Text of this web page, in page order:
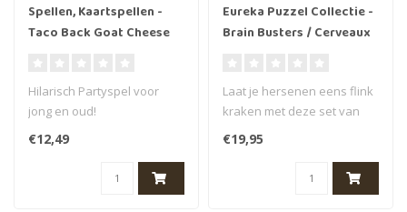
Spellen, Kaartspellen -
Taco Back Goat Cheese
Hilarisch Partyspel voor
jong en oud!
Taco Cat Goat Cheese
Pizza! Houd deze gek..
€12,49
Eureka Puzzel Collectie -
Brain Busters / Cerveaux
Laat je hersenen eens flink
kraken met deze set van
Eureka. Met maar liefst
acht..
€19,95